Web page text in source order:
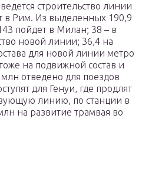
строительство линии
в Рим. Из выделенных 190,9
пойдет в Милан; 38 – в
новой линии; 36,4 на
для новой линии метро
на подвижной состав и
отведено для поездов
для Генуи, где продлят
линию, по станции в
на развитие трамвая во